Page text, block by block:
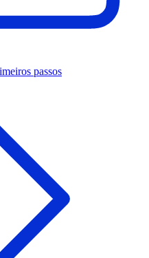
passos